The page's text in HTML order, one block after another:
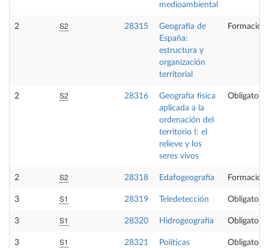
medioambiental
2 S2 28315
Geografía de
España:
estructura y
organización
territorial
Formación
2 S2 28316
Geografía física
aplicada a la
ordenación del
territorio I: el
relieve y los
seres vivos
Obligatoria
2 S2 28318 Edafogeografía Formación
3 S1 28319 Teledetección Obligatoria
3 S1 28320 Hidrogeografía Obligatoria
3 S1 28321
Políticas
Obligatoria